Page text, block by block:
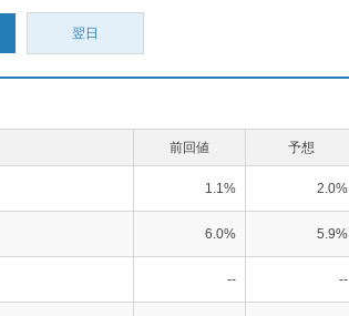
翌日
前回値 予想
1.1% 2.0%
6.0% 5.9%
-- --